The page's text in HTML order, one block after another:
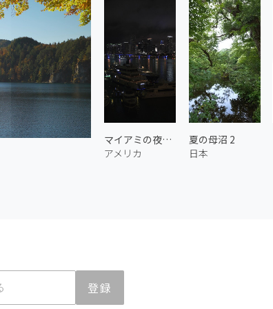
マイアミの夜景 1
アメリカ
夏の母沼 2
日本
登録